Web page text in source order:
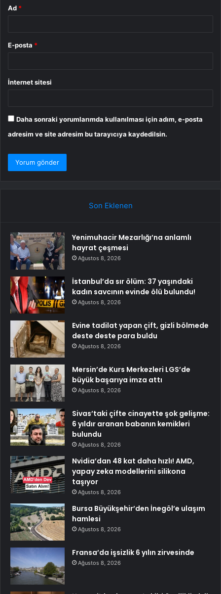
Ad *
E-posta *
İnternet sitesi
Daha sonraki yorumlarımda kullanılması için adım, e-posta
adresim ve site adresim bu tarayıcıya kaydedilsin.
Son Eklenen
Yenimuhacir Mezarlığı’na anlamlı
hayrat çeşmesi
Ağustos 8, 2026
İstanbul’da sır ölüm: 37 yaşındaki
kadın savcının evinde ölü bulundu!
Ağustos 8, 2026
Evine tadilat yapan çift, gizli bölmede
deste deste para buldu
Ağustos 8, 2026
Mersin’de Kurs Merkezleri LGS’de
büyük başarıya imza attı
Ağustos 8, 2026
Sivas’taki çifte cinayette şok gelişme:
6 yıldır aranan babanın kemikleri
bulundu
Ağustos 8, 2026
Nvidia’dan 48 kat daha hızlı! AMD,
yapay zeka modellerini silikona
taşıyor
Ağustos 8, 2026
Bursa Büyükşehir’den İnegöl’e ulaşım
hamlesi
Ağustos 8, 2026
Fransa’da işsizlik 6 yılın zirvesinde
Ağustos 8, 2026